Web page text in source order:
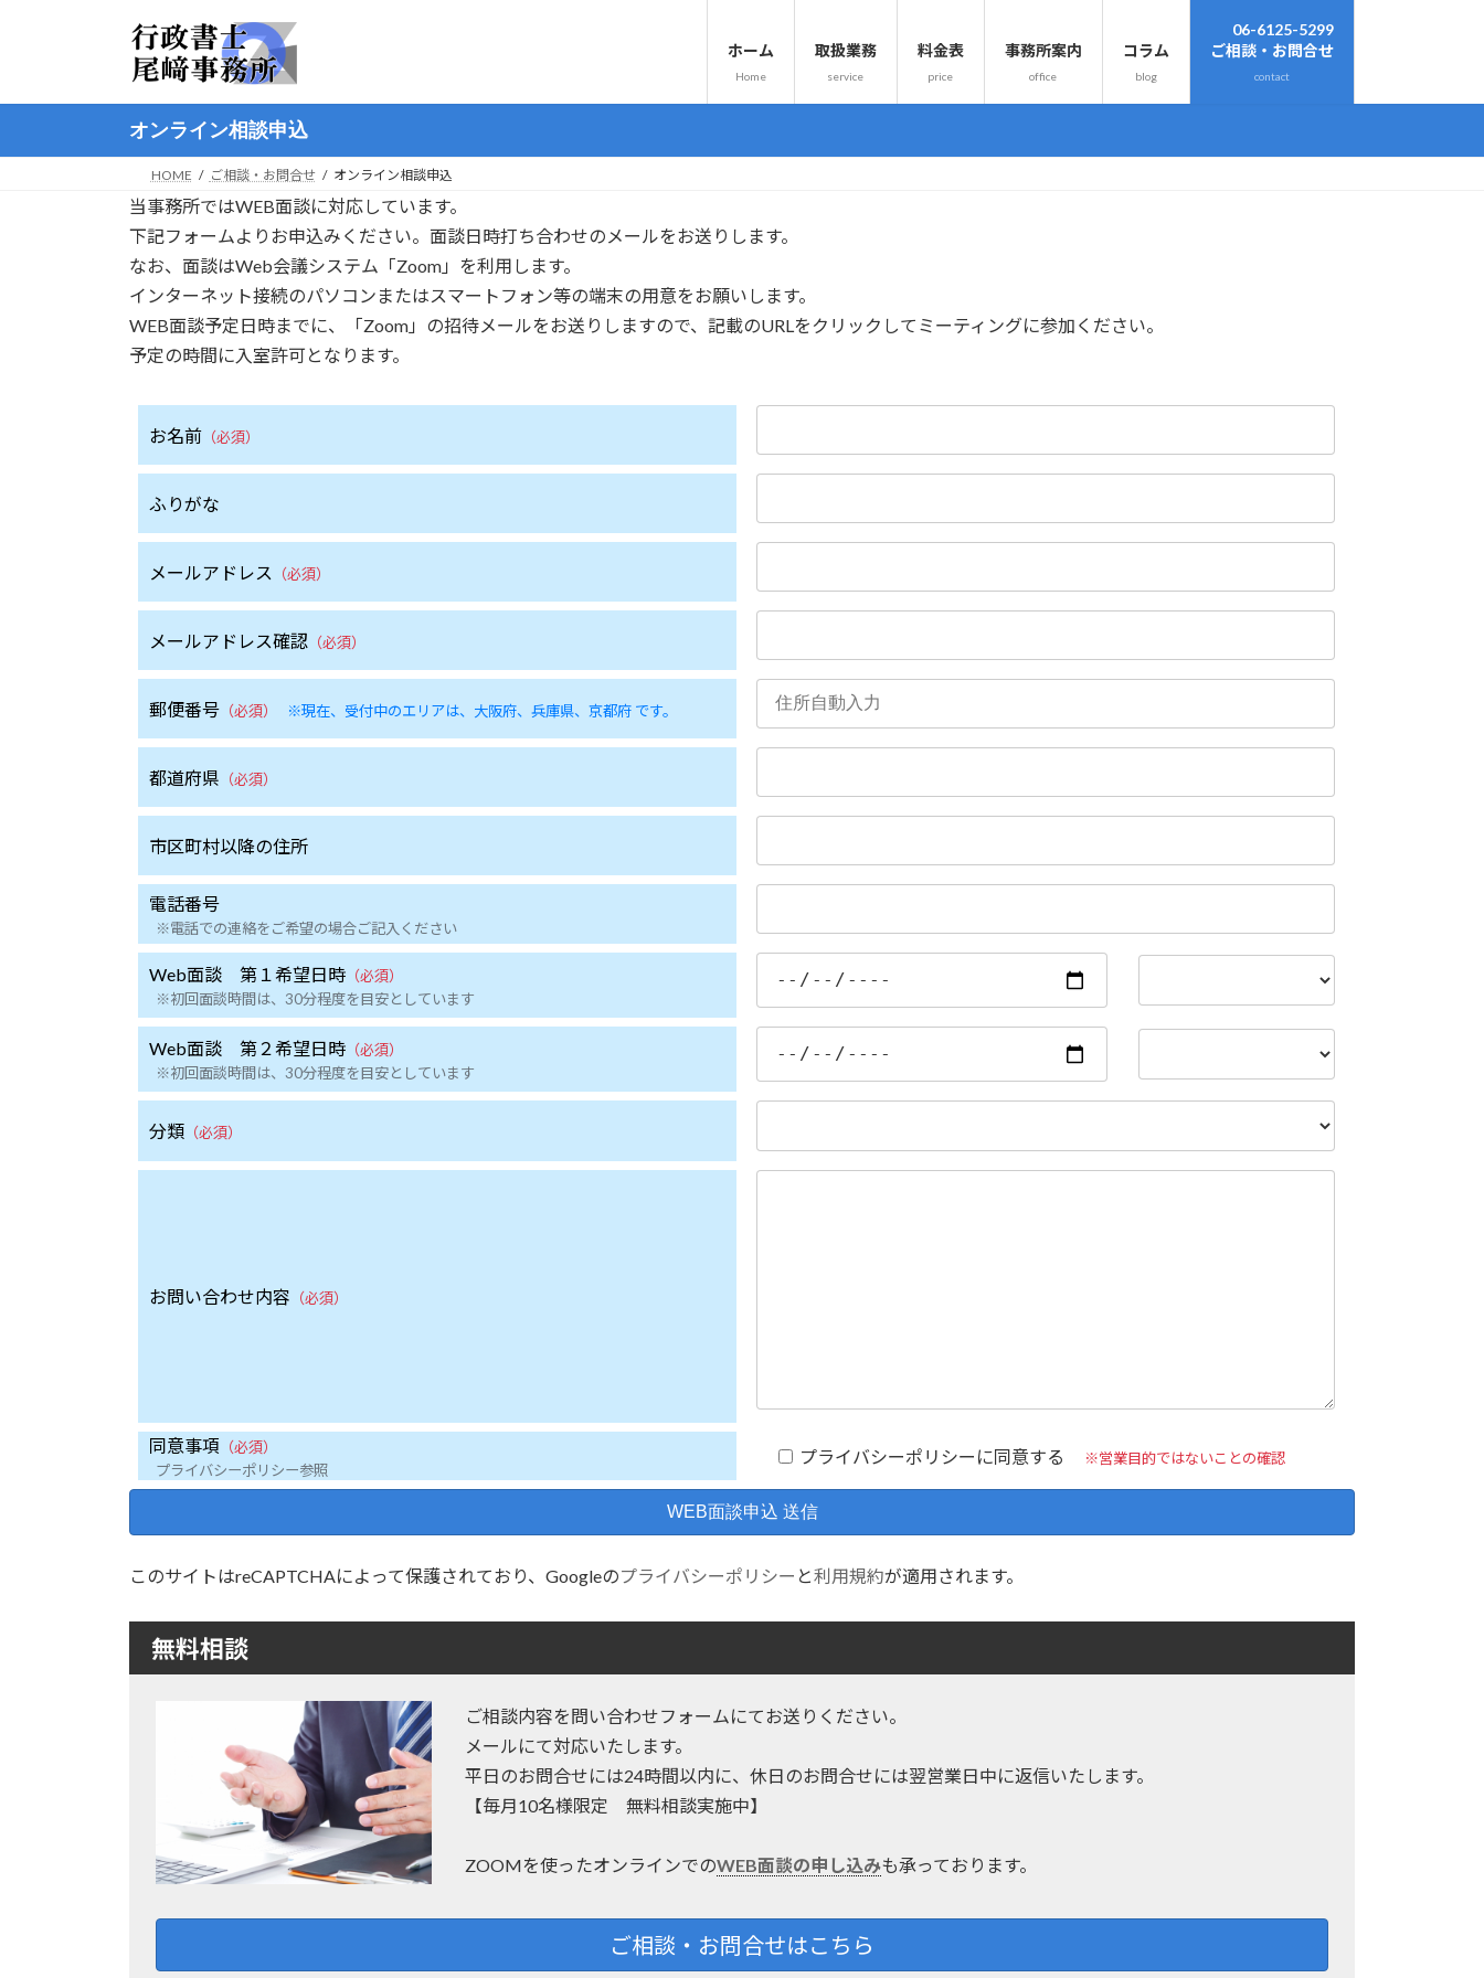
ホーム
Home
取扱業務
service
料金表
price
事務所案内
office
コラム
blog
06-6125-5299
ご相談・お問合せ
contact
オンライン相談申込
HOME ご相談・お問合せ オンライン相談申込
当事務所ではWEB面談に対応しています。
下記フォームよりお申込みください。面談日時打ち合わせのメールをお送りします。
なお、面談はWeb会議システム「Zoom」を利用します。
インターネット接続のパソコンまたはスマートフォン等の端末の用意をお願いします。
WEB面談予定日時までに、「Zoom」の招待メールをお送りしますので、記載のURLをクリックしてミーティングに参加ください。
予定の時間に入室許可となります。
お名前 （必須）
ふりがな
メールアドレス （必須）
メールアドレス確認 （必須）
郵便番号 （必須） ※現在、受付中のエリアは、大阪府、兵庫県、京都府 です。
都道府県 （必須）
市区町村以降の住所
電話番号
※電話での連絡をご希望の場合ご記入ください
Web面談 第１希望日時 （必須）
※初回面談時間は、30分程度を目安としています
Web面談 第２希望日時 （必須）
※初回面談時間は、30分程度を目安としています
分類 （必須）
お問い合わせ内容 （必須）
同意事項 （必須）
プライバシーポリシー参照
プライバシーポリシーに同意する ※営業目的ではないことの確認
このサイトはreCAPTCHAによって保護されており、Googleのプライバシーポリシー と利用規約が適用されます。
無料相談
ご相談内容を問い合わせフォームにてお送りください。
メールにて対応いたします。
平日のお問合せには24時間以内に、休日のお問合せには翌営業日中に返信いたします。
【毎月10名様限定 無料相談実施中】
ZOOMを使ったオンラインでのWEB面談の申し込みも承っております。
ご相談・お問合せはこちら